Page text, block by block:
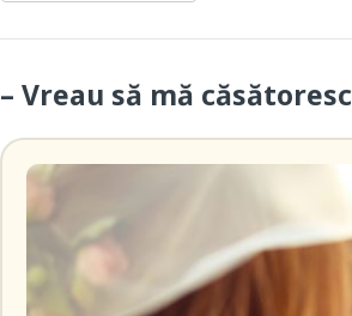
– Vreau să mă căsătoresc